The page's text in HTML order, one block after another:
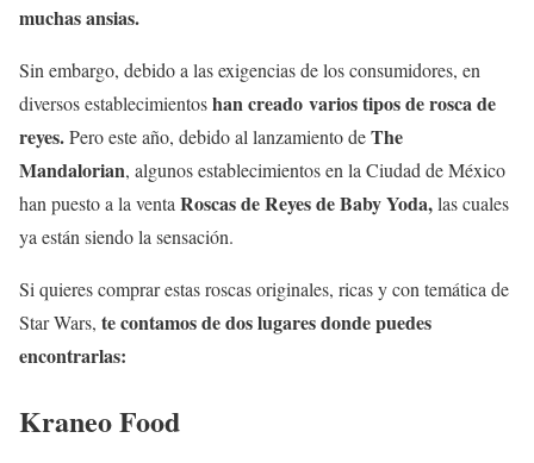
muchas ansias.
Sin embargo, debido a las exigencias de los consumidores, en
diversos establecimientoshan creado varios tipos de rosca de
reyes.Pero este año, debido al lanzamiento deThe
Mandalorian, algunos establecimientos en la Ciudad de México
han puesto a la venta Roscas de Reyes de Baby Yoda,las cuales
ya están siendo la sensación.
Si quieres comprar estas roscas originales, ricas y con temática de
Star Wars, te contamos de dos lugares donde puedes
encontrarlas:
Kraneo Food